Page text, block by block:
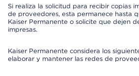
Si realiza la solicitud para recibir copias
de proveedores, esta permanece hasta
Kaiser Permanente o solicite que dejen
impresas.
Kaiser Permanente considera los
elaborar y mantener las redes de